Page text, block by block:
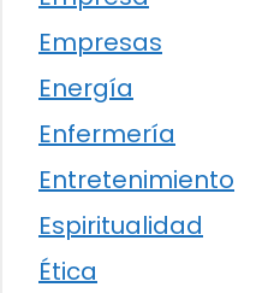
Empresas
Energía
Enfermería
Entretenimiento
Espiritualidad
Ética